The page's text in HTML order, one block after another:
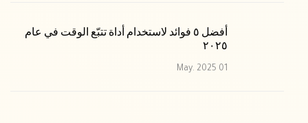
أفضل ٥ فوائد لاستخدام أداة تتبّع الوقت في عام
٢٠٢٥
01 May. 2025